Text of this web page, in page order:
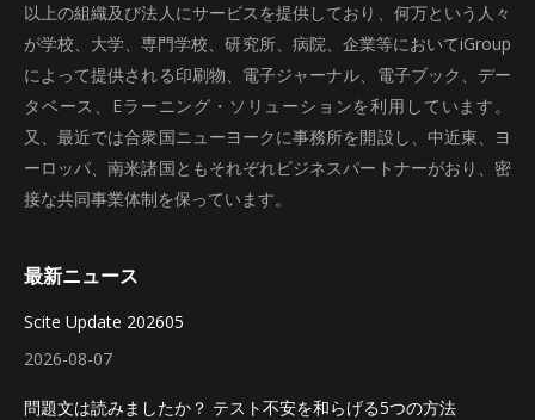
以上の組織及び法人にサービスを提供しており、何万という人々
が学校、大学、専門学校、研究所、病院、企業等においてiGroup
によって提供される印刷物、電子ジャーナル、電子ブック、デー
タベース、Eラーニング・ソリューションを利用しています。
又、最近では合衆国ニューヨークに事務所を開設し、中近東、ヨ
ーロッパ、南米諸国ともそれぞれビジネスパートナーがおり、密
接な共同事業体制を保っています。
最新ニュース
Scite Update 202605
2026-08-07
問題文は読みましたか？ テスト不安を和らげる5つの方法